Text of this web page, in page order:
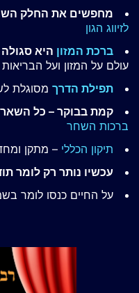
מחפשים את החלק
לזיווג הגון
ברכת המזון היא
עולם על המזון ועל הבריאות
תפילת הדרך מסוגלת
קמת בבוקר – כל השאר
ברכות השחר
תיקון הכללי – מתקן
עכשיו נותר רק לומר
על החיים כנסו לומר